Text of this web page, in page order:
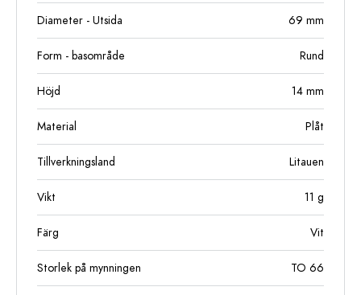
Diameter - Utsida 69 mm
Form - basområde Rund
Höjd 14 mm
Material Plåt
Tillverkningsland Litauen
Vikt 11 g
Färg Vit
Storlek på mynningen TO 66